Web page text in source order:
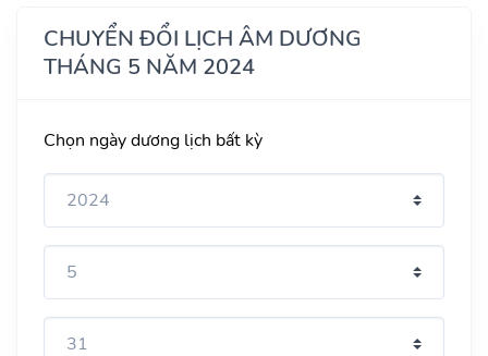
CHUYỂN ĐỔI LỊCH ÂM DƯƠNG
THÁNG 5 NĂM 2024
Chọn ngày dương lịch bất kỳ